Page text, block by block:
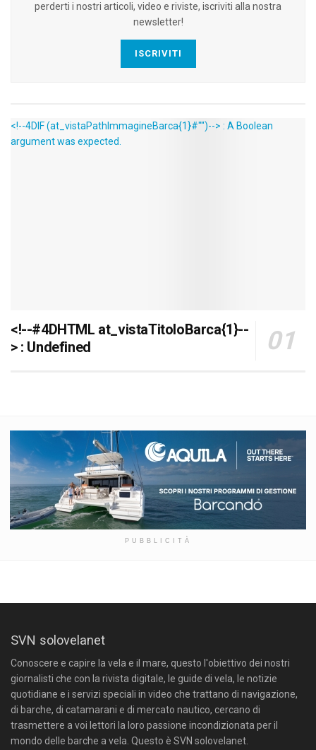
perderti i nostri articoli, video e riviste, iscriviti alla nostra
newsletter!
ISCRIVITI
<!--4DIF (at_vistaPathImmagineBarca{1}#"")--> : A Boolean
argument was expected.
<!--#4DHTML at_vistaTitoloBarca{1}--
> : Undefined
PUBBLICITÀ
SVN solovelanet
Conoscere e capire la vela e il mare, questo l'obiettivo dei nostri
giornalisti che con la rivista digitale, le guide di vela, le notizie
quotidiane e i servizi speciali in video che trattano di navigazione,
di barche, di catamarani e di mercato nautico, cercano di
trasmettere a voi lettori la loro passione incondizionata per il
mondo delle barche a vela. Questo è SVN solovelanet.